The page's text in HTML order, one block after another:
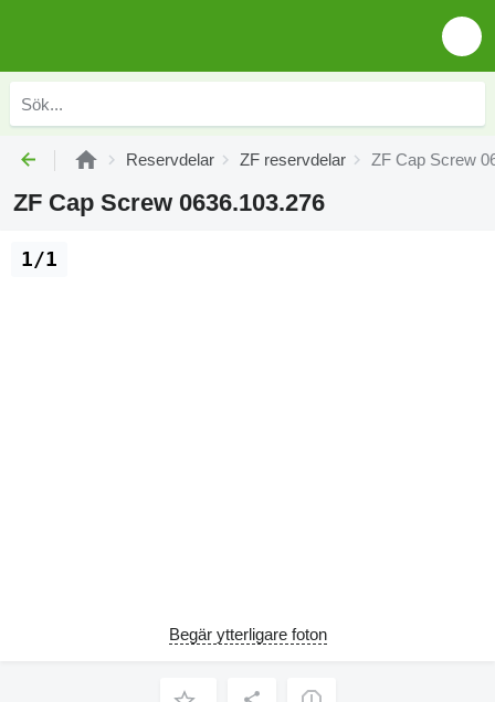
Reservdelar ZF reservdelar ZF Cap Screw
ZF Cap Screw 0636.103.276
1/1
Begär ytterligare foton